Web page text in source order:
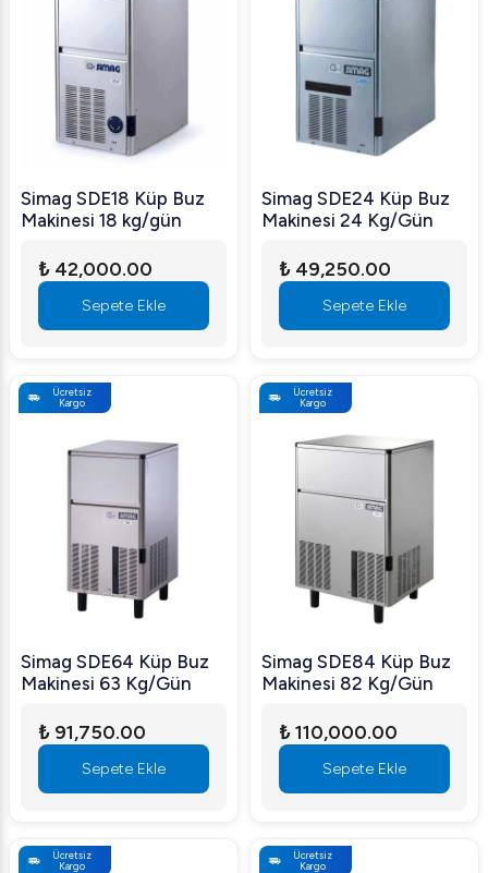
Simag SDE18 Küp Buz
Makinesi 18 kg/gün
₺ 42,000.00
Sepete Ekle
Simag SDE24 Küp Buz
Makinesi 24 Kg/Gün
₺ 49,250.00
Sepete Ekle
Ücretsiz
Kargo
Simag SDE64 Küp Buz
Makinesi 63 Kg/Gün
₺ 91,750.00
Sepete Ekle
Ücretsiz
Kargo
Simag SDE84 Küp Buz
Makinesi 82 Kg/Gün
₺ 110,000.00
Sepete Ekle
Ücretsiz
Kargo
Ücretsiz
Kargo